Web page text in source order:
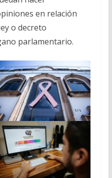
en relación
o decreto
parlamentario.